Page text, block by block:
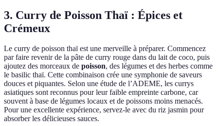
3. Curry de Poisson Thaï : Épices et
Crémeux
Le curry de poisson thaï est une merveille à préparer. Commencez
par faire revenir de la pâte de curry rouge dans du lait de coco, puis
ajoutez des morceaux de poisson, des légumes et des herbes comme
le basilic thaï. Cette combinaison crée une symphonie de saveurs
douces et piquantes. Selon une étude de l’ADEME, les currys
asiatiques sont reconnus pour leur faible empreinte carbone, car
souvent à base de légumes locaux et de poissons moins menacés.
Pour une excellente expérience, servez-le avec du riz jasmin pour
absorber les délicieuses sauces.